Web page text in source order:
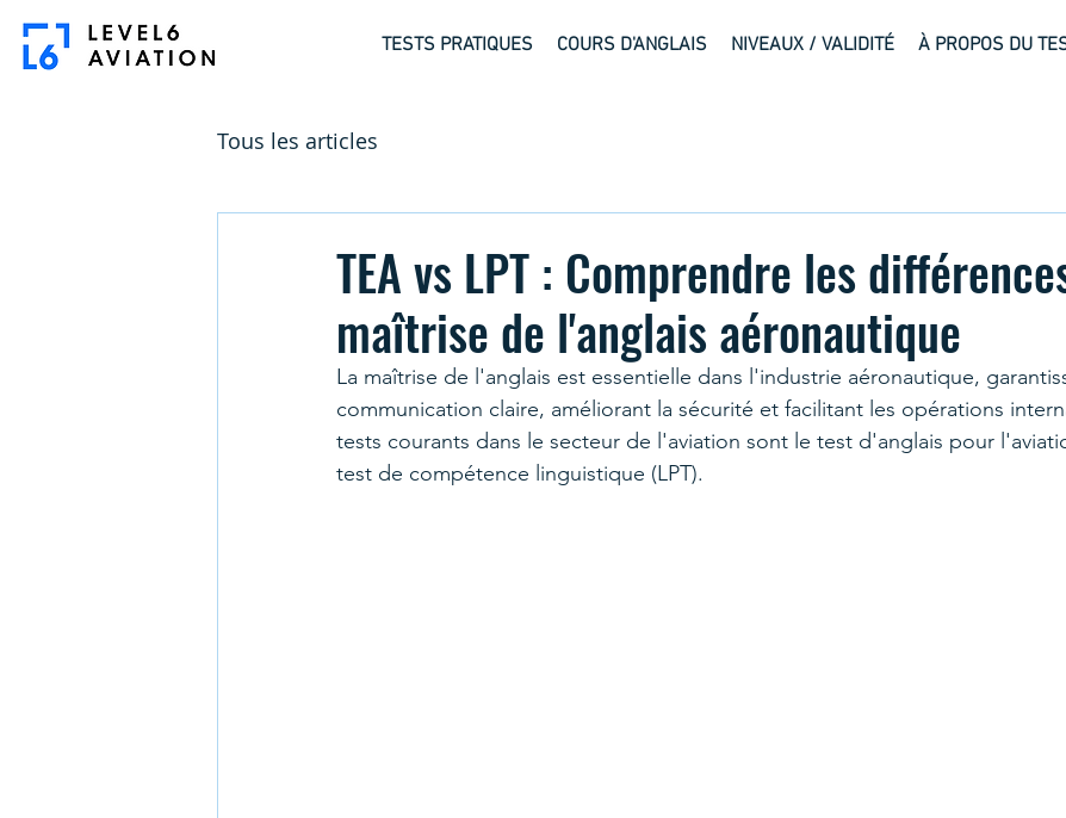
TESTS PRATIQUES COURS D'ANGLAIS NIVEAUX / VALIDITÉ À PROPOS DU
Tous les articles
TEA vs LPT : Comprendre les
maîtrise de l'anglais aéronautique
La maîtrise de l'anglais est essentielle dans l'industrie aéronautique,
communication claire, améliorant la sécurité et facilitant les opérations
tests courants dans le secteur de l'aviation sont le test d'anglais pour
test de compétence linguistique (LPT).